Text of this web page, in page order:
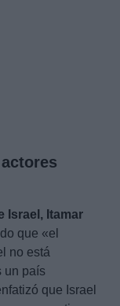
Israel, Itamar
que «el
no está
un país
que Israel